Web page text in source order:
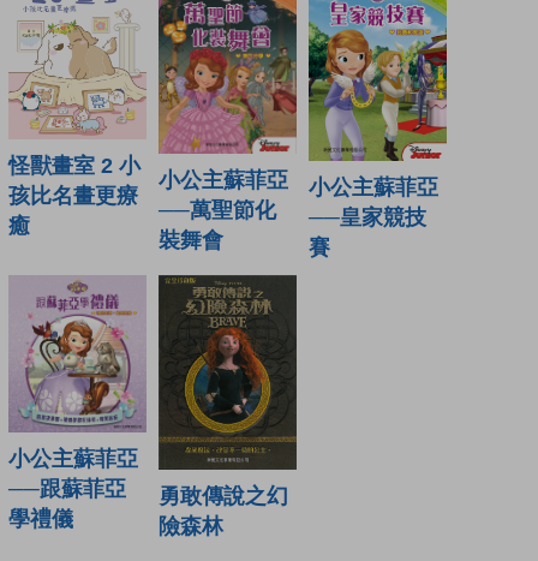
怪獸畫室 2 小
孩比名畫更療
癒
小公主蘇菲亞
──萬聖節化
裝舞會
小公主蘇菲亞
──皇家競技
賽
小公主蘇菲亞
──跟蘇菲亞
學禮儀
勇敢傳說之幻
險森林